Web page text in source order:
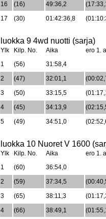
16
(16) 49:36,2
17
(30) 01:42:36,8
luokka 9 4wd nuotti (sarja)
Ylk Kilp. No. Aika
ero 1.
1
(56)
31:58,4
2
(47) 32:01,1
3
(50) 33:15,5
4
(45) 34:13,9
5
(49) 34:51,0
luokka 10 Nuoret V 1600
Ylk Kilp. No. Aika
ero 1.
1
(60)
36:54,0
2
(59) 37:34,5
3
(65) 38:11,3
4
(66) 38:49,1